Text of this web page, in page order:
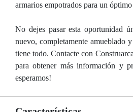
armarios empotrados para un
No dejes pasar esta oportunidad
nuevo, completamente amueblado
tiene todo. Contacte con
para obtener más información y
esperamos!